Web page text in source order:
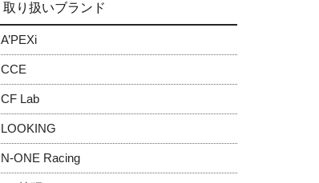
取り扱いブランド
A’PEXi
CCE
CF Lab
LOOKING
N-ONE Racing